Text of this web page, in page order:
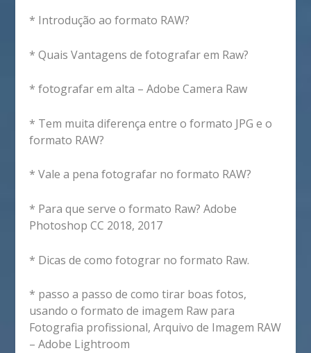
* Introdução ao formato RAW?
* Quais Vantagens de fotografar em Raw?
* fotografar em alta – Adobe Camera Raw
* Tem muita diferença entre o formato JPG e o
formato RAW?
* Vale a pena fotografar no formato RAW?
* Para que serve o formato Raw? Adobe
Photoshop CC 2018, 2017
* Dicas de como fotograr no formato Raw.
* passo a passo de como tirar boas fotos,
usando o formato de imagem Raw para
Fotografia profissional, Arquivo de Imagem RAW
– Adobe Lightroom